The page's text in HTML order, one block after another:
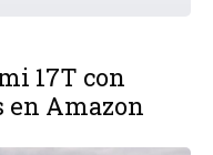
17T con
en Amazon